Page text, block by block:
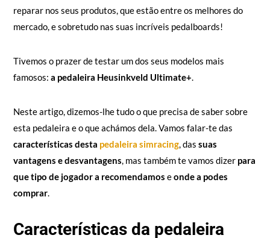
reparar nos seus produtos, que estão entre os melhores do
mercado, e sobretudo nas suas incríveis pedalboards!
Tivemos o prazer de testar um dos seus modelos mais
famosos: a pedaleira Heusinkveld Ultimate+.
Neste artigo, dizemos-lhe tudo o que precisa de saber sobre
esta pedaleira e o que achámos dela. Vamos falar-te das
características desta pedaleira simracing, das suas
vantagens e desvantagens, mas também te vamos dizer para
que tipo de jogador a recomendamos eonde a podes
comprar.
Características da pedaleira